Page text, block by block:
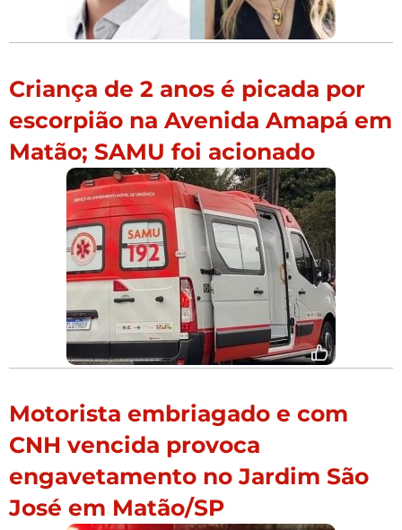
Criança de 2 anos é picada por
escorpião na Avenida Amapá em
Matão; SAMU foi acionado
Motorista embriagado e com
CNH vencida provoca
engavetamento no Jardim São
José em Matão/SP